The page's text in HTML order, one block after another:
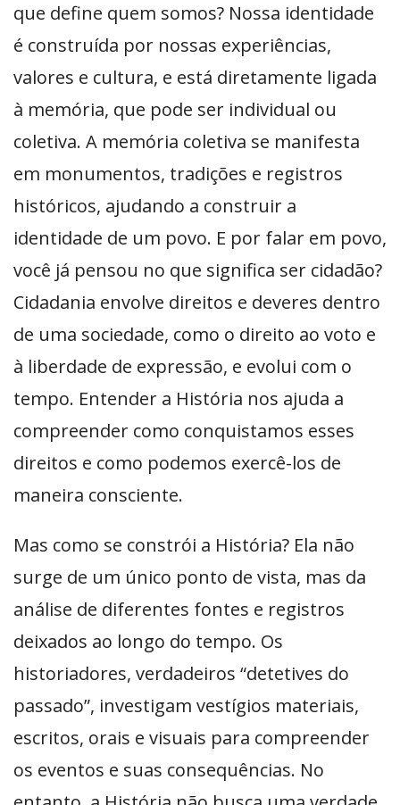
que define quem somos? Nossa identidade
é construída por nossas experiências,
valores e cultura, e está diretamente ligada
à memória, que pode ser individual ou
coletiva. A memória coletiva se manifesta
em monumentos, tradições e registros
históricos, ajudando a construir a
identidade de um povo. E por falar em povo,
você já pensou no que significa ser cidadão?
Cidadania envolve direitos e deveres dentro
de uma sociedade, como o direito ao voto e
à liberdade de expressão, e evolui com o
tempo. Entender a História nos ajuda a
compreender como conquistamos esses
direitos e como podemos exercê-los de
maneira consciente.
Mas como se constrói a História? Ela não
surge de um único ponto de vista, mas da
análise de diferentes fontes e registros
deixados ao longo do tempo. Os
historiadores, verdadeiros “detetives do
passado”, investigam vestígios materiais,
escritos, orais e visuais para compreender
os eventos e suas consequências. No